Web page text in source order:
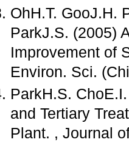
OhH.T. GooJ.H.
ParkJ.S. (2005)
Improvement of
Environ. Sci.
ParkH.S.
and Tertiary
Plant. , Journal